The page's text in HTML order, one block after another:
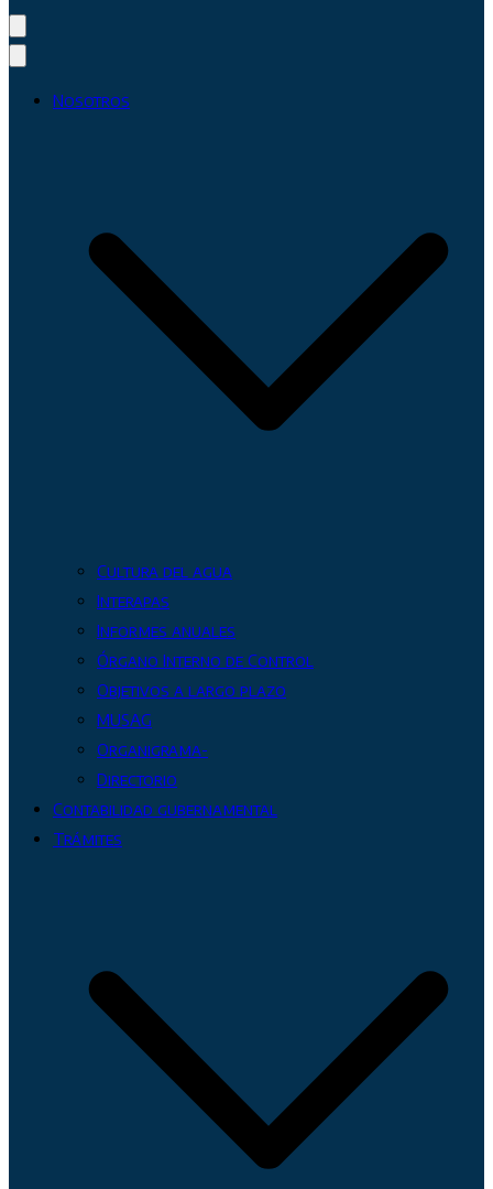
Nosotros
Cultura del agua
Interapas
Informes anuales
Órgano Interno de Control
Objetivos a largo plazo
MUSAG
Organigrama-
Directorio
Contabilidad gubernamental
Trámites